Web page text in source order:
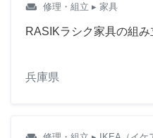
weekend 修理・組立 ▸ 家具
RASIKラシク家具の組
兵庫県